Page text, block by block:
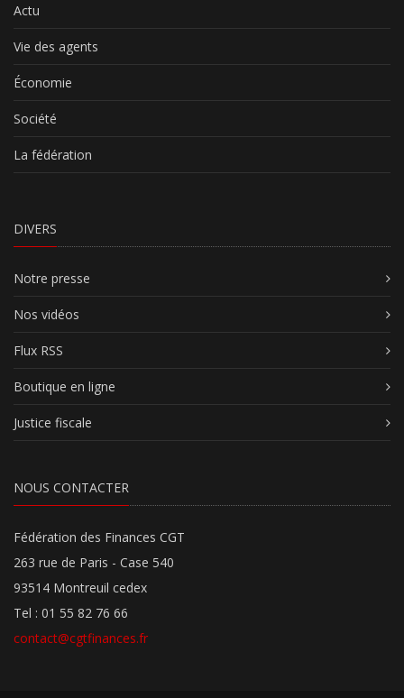
Actu
Vie des agents
Économie
Société
La fédération
DIVERS
Notre presse
Nos vidéos
Flux RSS
Boutique en ligne
Justice fiscale
NOUS CONTACTER
Fédération des Finances CGT
263 rue de Paris - Case 540
93514 Montreuil cedex
Tel : 01 55 82 76 66
contact@cgtfinances.fr